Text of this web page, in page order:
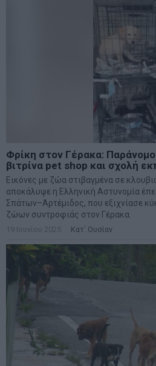
Φρίκη στον Γέρακα:
βιτρίνα pet shop και σχολή
Εικόνες με ζώα στιβαγμένα σε
αποκάλυψε η Ελληνική Αστυνομία
Σπάτων–Αρτέμιδος, που εξιχνίασε
ζώων συντροφιάς στον Γέρακα.
19 Ιουνίου 2025 Κατ΄ Ουσίαν